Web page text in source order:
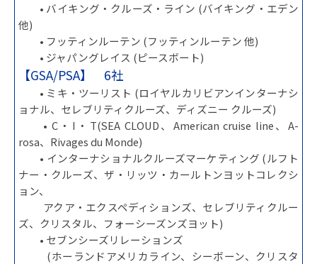
• バイキング・クルーズ・ライン (バイキング・エデン
他)
• フッティンルーテン (フッティンルーテン 他)
• ジャパングレイス (ピースボート)
【GSA/PSA】 6社
• ミキ・ツーリスト (ロイヤルカリビアンインターナシ
ョナル、セレブリティクルーズ、ディズニー クルーズ)
• C・I・T(SEA CLOUD、American cruise line、A-
rosa、Rivages du Monde)
• インターナショナルクルーズマーケティング (ルフト
ナー・クルーズ、ザ・リッツ・カールトンヨットコレクシ
ョン、
アクア・エクスペディションズ、セレブリティクルー
ズ、クリスタル、フォーシーズンズヨット)
• セブンシーズリレーションズ
(ホーランドアメリカライン、シーボーン、クリスタ